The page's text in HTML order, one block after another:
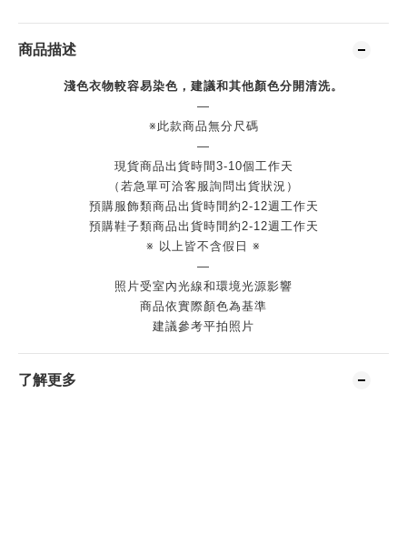
商品描述
淺色衣物較容易染色，建議和其他顏色分開清洗。
—
※此款商品無分尺碼
—
現貨商品出貨時間3-10個工作天
（若急單可洽客服詢問出貨狀況）
預購服飾類商品出貨時間約2-12週工作天
預購鞋子類商品出貨時間約2-12週工作天
※ 以上皆不含假日 ※
—
照片受室內光線和環境光源影響
商品依實際顏色為基準
建議參考平拍照片
了解更多